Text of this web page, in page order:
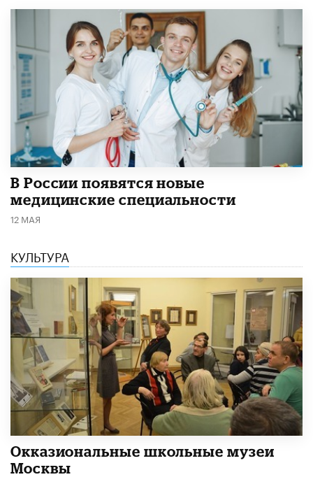
В России появятся новые
медицинские специальности
12 МАЯ
КУЛЬТУРА
​Окказиональные школьные музеи
Москвы